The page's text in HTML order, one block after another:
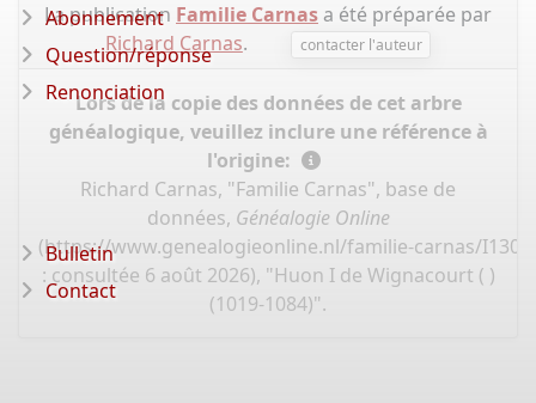
La publication Familie Carnas a été préparée par
Richard Carnas. contacter l'auteur
Lors de la copie des données de cet arbre
généalogique, veuillez inclure une référence à
l'origine:
Richard Carnas, "Familie Carnas", base de
données, Généalogie Online
(https://www.genealogieonline.nl/familie-carnas/
: consultée 6 août 2026), "Huon I de Wignacourt ( )
(1019-1084)".
Abonnement
Question/réponse
Renonciation
Bulletin
Contact